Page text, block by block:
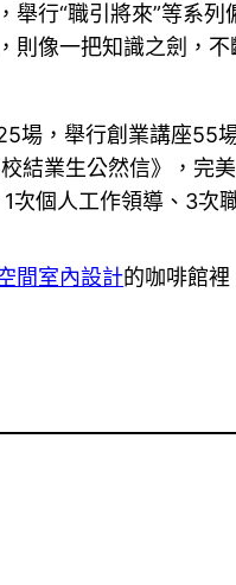
行“職引將來”等系列
則像一把知識之劍，
場，舉行創業講座
結業生公然信》，完
次個人工作領導、3次
間室內設計的咖啡館裡